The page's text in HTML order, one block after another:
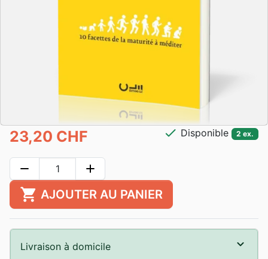
23,20 CHF check Disponible 2 ex.
remove add
shopping_cart AJOUTER AU PANIER
Livraison à domicile